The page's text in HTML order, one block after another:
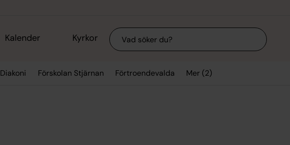
Kalender Kyrkor Sök
Diakoni Förskolan Stjärnan Förtroendevalda Mer (2)